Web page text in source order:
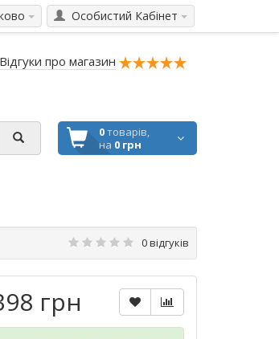
Особистий Кабінет
Відгуки про магазин
0товарів,
на 0 грн
0 відгуків
грн